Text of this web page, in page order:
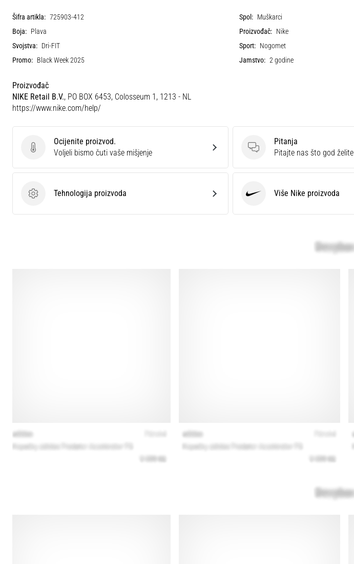
Šifra artikla: 725903-412 Spol: Muškarci
Boja: Plava Proizvođač: Nike
Svojstva: Dri-FIT Sport: Nogomet
Promo: Black Week 2025 Jamstvo: 2 godine
Proizvođač
NIKE Retail B.V., PO BOX 6453, Colosseum 1, 1213 - NL
https://www.nike.com/help/
Ocijenite proizvod.
Ocijenite proizvod.
Voljeli bismo čuti vaše mišjenje
Pitanja
Pitanja
Pitajte nas što god želite
Tehnologija proizvoda
Tehnologija proizvoda Više Nike proizvoda